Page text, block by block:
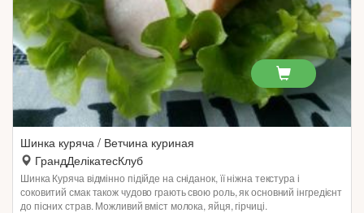
Шинка куряча / Ветчина куриная
ГрандДелікатесКлуб
Шинка Куряча відмінно підійде на сніданок, її ніжна текстура і
соковитий смак також чудово грають свою роль, як основний інгредієнт
до пісних страв. Можливий вміст молока, яйця, гірчиці.